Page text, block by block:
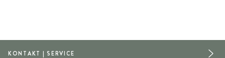
KONTAKT | SERVICE